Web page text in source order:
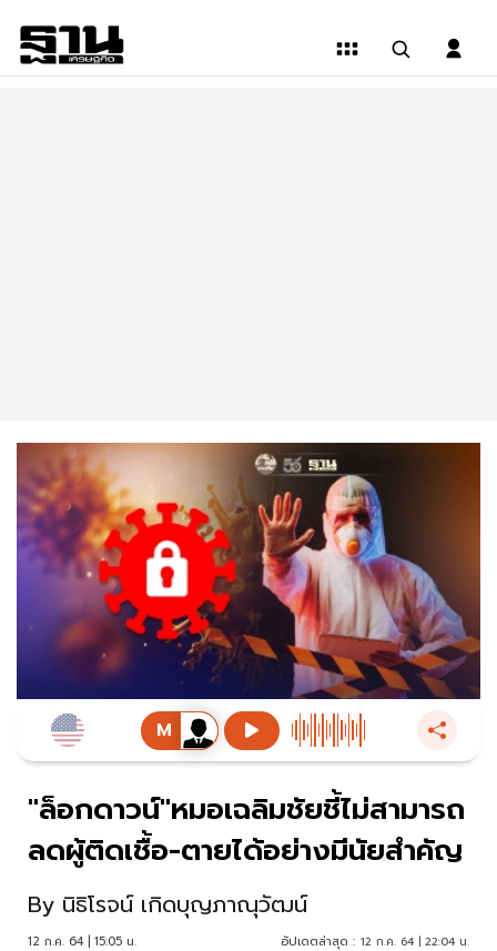
"ล็อกดาวน์"หมอเฉลิมชัยชี้ไม่สามารถ
ลดผู้ติดเชื้อ-ตายได้อย่างมีนัยสำคัญ
By นิธิโรจน์ เกิดบุญภาณุวัฒน์
12 ก.ค. 64 | 15:05 น. อัปเดตล่าสุด : 12 ก.ค. 64 | 22:04 น.